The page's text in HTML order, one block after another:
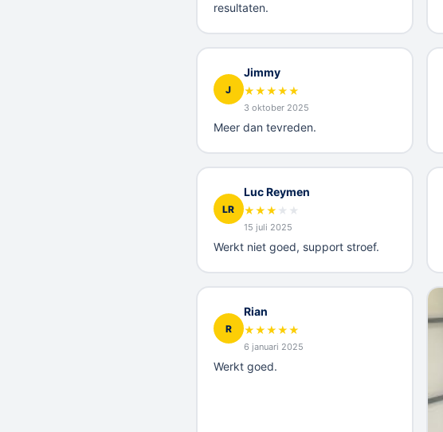
resultaten.
J
Jimmy
★★★★★
3 oktober 2025
Meer dan tevreden.
LR
Luc Reymen
★★★ ★ ★
15 juli 2025
Werkt niet goed, support stroef.
R
Rian
★★★★★
6 januari 2025
Werkt goed.